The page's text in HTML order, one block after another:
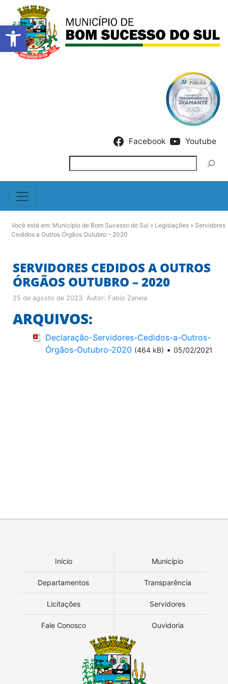
Barra de Ferramentas
Facebook Youtube
Você está em: Município de Bom Sucesso do Sul » Legislações » Servidores
Cedidos a Outros Órgãos Outubro – 2020
SERVIDORES CEDIDOS A OUTROS
ÓRGÃOS OUTUBRO – 2020
25 de agosto de 2023. Autor: Fabio Zanela
ARQUIVOS:
Declaração-Servidores-Cedidos-a-Outros-
Órgãos-Outubro-2020 (464 kB) • 05/02/2021
Início Município
Departamentos Transparência
Licitações Servidores
Fale Conosco Ouvidoria